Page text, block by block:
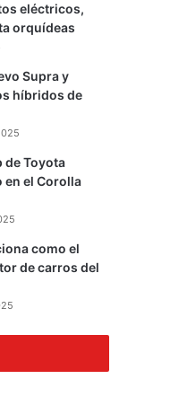
eléctricos,
orquídeas
Supra y
híbridos de
de Toyota
en el Corolla
como el
de carros del